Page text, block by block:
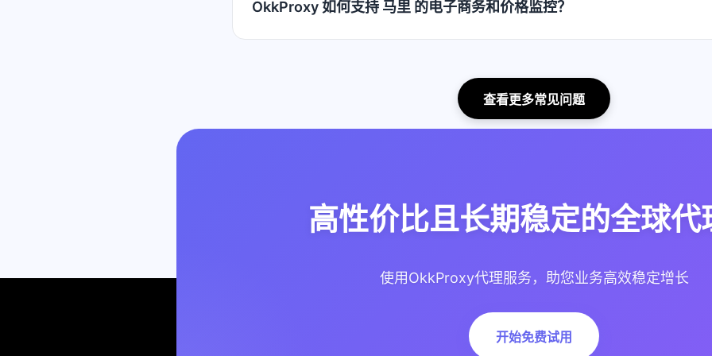
OkkProxy 如何支持 马里 的电子商务和价格监控？
查看更多常见问题
高性价比且长期稳定的全球代
使用OkkProxy代理服务，助您业务高效稳定增长
开始免费试用